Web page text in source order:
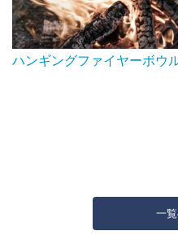
ハンギングファイヤーボウ
一